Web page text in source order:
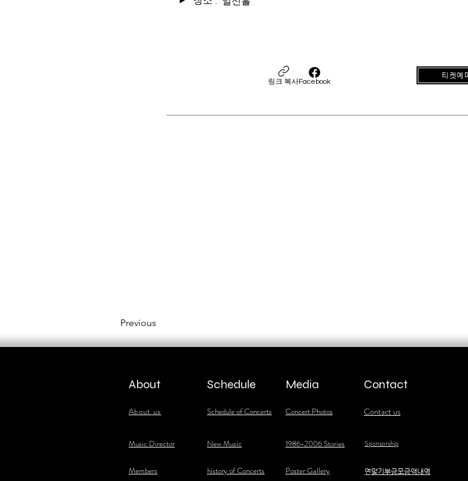
링크 복사Facebook
티켓예
Previous
About
About us
​Music Director
​Members
Schedule
Schedule of Concerts
Media
Concert Photos
Contact
Contact us
New Music 1986-2006 Stories Sponsorship
history of Concerts Poster Gallery ​연말기부금모금액내역